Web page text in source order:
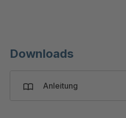
Downloads
Anleitung